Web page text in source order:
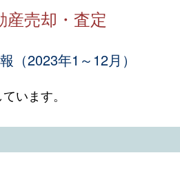
売却・査定
（2023年1～12月）
います。